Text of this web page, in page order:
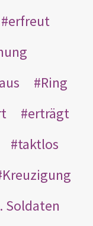
erfreut
Ring
erträgt
taktlos
Kreuzigung
Soldaten